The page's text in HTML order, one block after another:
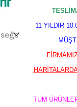
11 YILDIR
TÜM